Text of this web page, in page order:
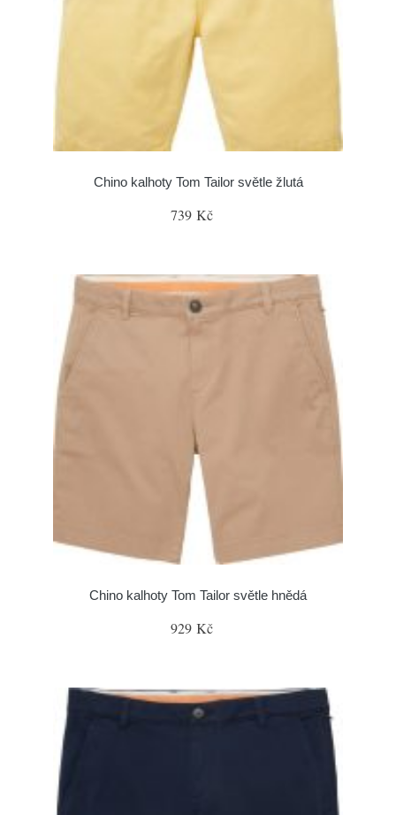
Chino kalhoty Tom Tailor světle žlutá
739 Kč
Chino kalhoty Tom Tailor světle hnědá
929 Kč